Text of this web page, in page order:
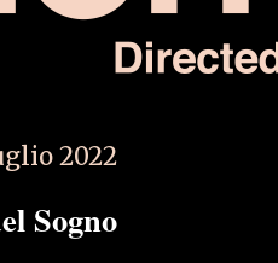
2022
Sogno